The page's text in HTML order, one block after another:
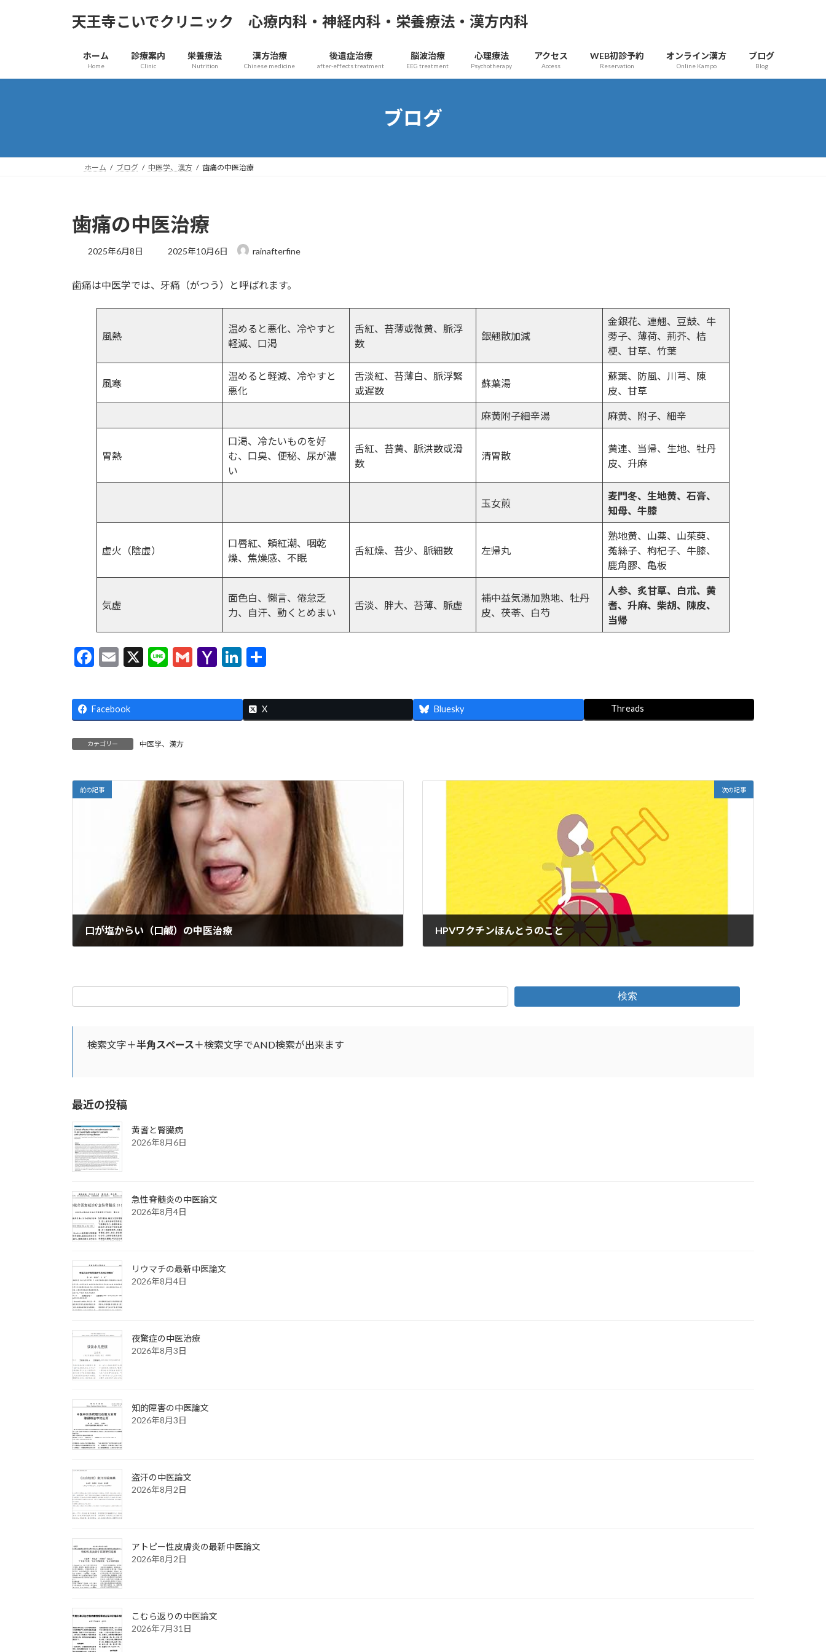
へ
ョ
天王寺こいでクリニック 心療内科・神経内科・栄養療法・漢方内科
ホーム
Home
診療案内
Clinic
栄養療法
Nutrition
漢方治療
Chinese medicine
後遺症治療
after-effects treatment
脳波治療
EEG treatment
心理療法
Psychotherapy
アクセス
Access
WEB初診予約
Reservation
オンライン漢方
Online Kampo
ブログ
Blog
ブログ
ホーム ブログ 中医学、漢方 歯痛の中医治療
歯痛の中医治療
2025年6月8日
最
新
時
2025年10月6日 rainafterfine
歯痛は中医学では、牙痛（がつう）と呼ばれます。
風熱
温めると悪化、冷やすと
軽減、口渇
舌紅、苔薄或微黄、脈浮
数
銀翹散加減
金銀花、連翹、豆鼓、牛
蒡子、薄荷、荊芥、桔
梗、甘草、竹葉
風寒
温めると軽減、冷やすと
悪化
舌淡紅、苔薄白、脈浮緊
或遅数
蘇葉湯
蘇葉、防風、川芎、陳
皮、甘草
麻黄附子細辛湯 麻黄、附子、細辛
胃熱
口渇、冷たいものを好
む、口臭、便秘、尿が濃
い
舌紅、苔黄、脈洪数或滑
数
清胃散
黄連、当帰、生地、牡丹
皮、升麻
玉女煎
麦門冬、生地黄、石膏、
知母、牛膝
虚火（陰虚）
口唇紅、頬紅潮、咽乾
燥、焦燥感、不眠
舌紅燥、苔少、脈細数 左帰丸
熟地黄、山薬、山茱萸、
菟絲子、枸杞子、牛膝、
鹿角膠、亀板
気虚
面色白、懶言、倦怠乏
力、自汗、動くとめまい
舌淡、胖大、苔薄、脈虚
補中益気湯加熟地、牡丹
皮、茯苓、白芍
人参、炙甘草、白朮、黄
耆、升麻、柴胡、陳皮、
当帰
F
e
b
o
o
k
E
ai
l
X
Li
e
G
ai
l
Y
h
o
ai
l
Li
ke
dI
Facebook X Bluesky Threads
カテゴリー 中医学、漢方
前の記事
口が塩からい（口鹹）の中医治療
次の記事
HPVワクチンほんとうのこと
検索
検索文字＋半角スペース＋検索文字でAND検索が出来ます
最近の投稿
黄耆と腎臓病
2026年8月6日
急性脊髄炎の中医論文
2026年8月4日
リウマチの最新中医論文
2026年8月4日
夜驚症の中医治療
2026年8月3日
知的障害の中医論文
2026年8月3日
盗汗の中医論文
2026年8月2日
アトピー性皮膚炎の最新中医論文
2026年8月2日
こむら返りの中医論文
2026年7月31日